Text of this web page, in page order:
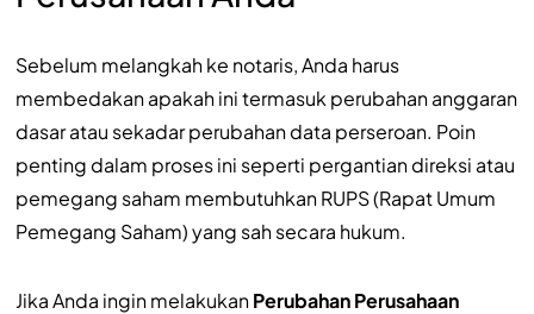
Sebelum melangkah ke notaris, Anda harus
membedakan apakah ini termasuk perubahan anggaran
dasar atau sekadar perubahan data perseroan. Poin
penting dalam proses ini seperti pergantian direksi atau
pemegang saham membutuhkan RUPS (Rapat Umum
Pemegang Saham) yang sah secara hukum.
Jika Anda ingin melakukanPerubahan Perusahaan